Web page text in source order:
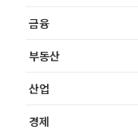
금융
부동산
산업
경제